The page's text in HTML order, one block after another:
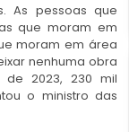
As pessoas que
que moram em
moram em área
nenhuma obra
de 2023, 230 mil
o ministro das